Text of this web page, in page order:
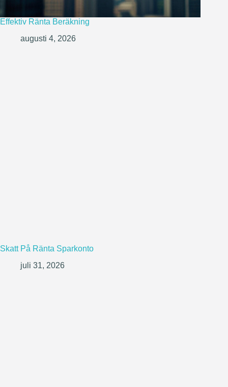
Effektiv Ränta Beräkning
augusti 4, 2026
Skatt På Ränta Sparkonto
juli 31, 2026